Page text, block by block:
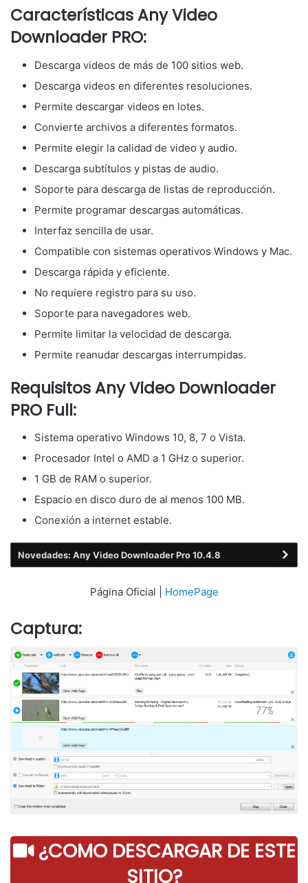
Características Any Video
Downloader PRO:
Descarga videos de más de 100 sitios web.
Descarga videos en diferentes resoluciones.
Permite descargar videos en lotes.
Convierte archivos a diferentes formatos.
Permite elegir la calidad de video y audio.
Descarga subtítulos y pistas de audio.
Soporte para descarga de listas de reproducción.
Permite programar descargas automáticas.
Interfaz sencilla de usar.
Compatible con sistemas operativos Windows y Mac.
Descarga rápida y eficiente.
No requiere registro para su uso.
Soporte para navegadores web.
Permite limitar la velocidad de descarga.
Permite reanudar descargas interrumpidas.
Requisitos Any Video Downloader
PRO Full:
Sistema operativo Windows 10, 8, 7 o Vista.
Procesador Intel o AMD a 1 GHz o superior.
1 GB de RAM o superior.
Espacio en disco duro de al menos 100 MB.
Conexión a internet estable.
Novedades: Any Video Downloader Pro 10.4.8
Página Oficial | HomePage
Captura:
¿COMO DESCARGAR DE ESTE
SITIO?